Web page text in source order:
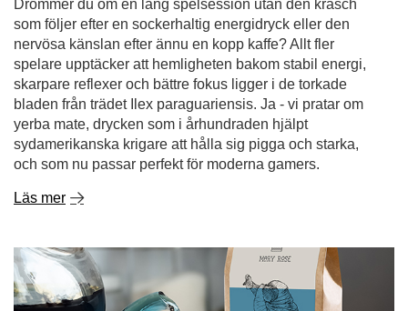
yerba mate, drycken som i århundraden hjälpt
sydamerikanska krigare att hålla sig pigga och starka,
och som nu passar perfekt för moderna gamers.
Läs mer